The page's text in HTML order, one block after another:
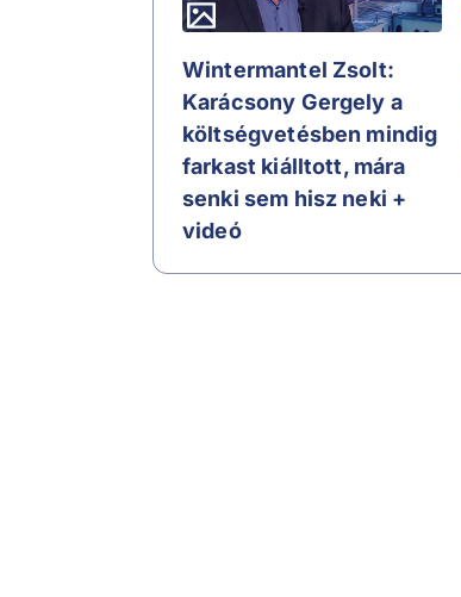
Wintermantel Zsolt:
Karácsony Gergely a
költségvetésben mindig
farkast kiálltott, mára
senki sem hisz neki +
videó